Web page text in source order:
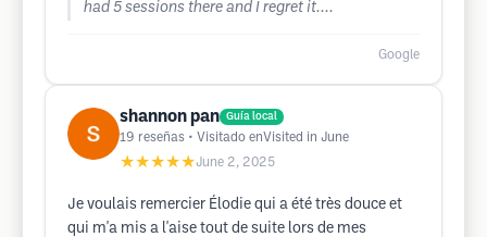
had 5 sessions there and I regret it....
Google
shannon pan Guía local
19 reseñas • Visitado enVisited in June
★★★★★June 2, 2025
Je voulais remercier Élodie qui a été très douce et
qui m'a mis a l'aise tout de suite lors de mes